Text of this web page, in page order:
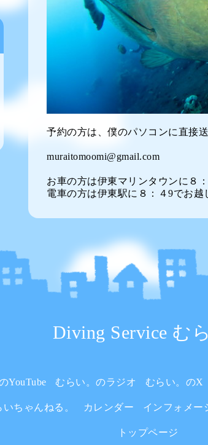
予約の方は、僕のパソコンに直接
muraitomoomi@gmail.com
お車の方は伊東マリンタウンに８
電車の方は伊東駅に８：４9でお越
Diving Service む
YouTube むらい。のラジオ むらい。のX
ちゃんねる。 カレンダー インフォメー
トップページ